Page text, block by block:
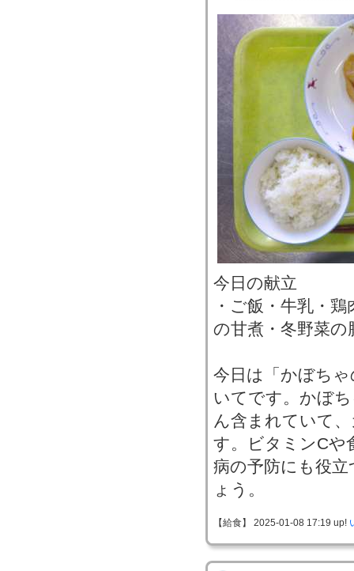
今日の献立
・ご飯・牛乳・
の甘煮・冬野菜の
今日は「かぼち
いてです。かぼ
ん含まれていて
す。ビタミンCや
病の予防にも役
ょう。
【給食】 2025-01-08 17:19 up!